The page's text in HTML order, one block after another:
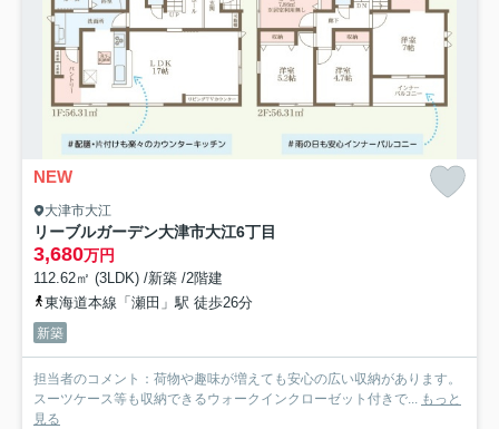
NEW
大津市大江
リーブルガーデン大津市大江6丁目
3,680万円
112.62㎡ (3LDK) /新築 /2階建
東海道本線「瀬田」駅 徒歩26分
新築
担当者のコメント：荷物や趣味が増えても安心の広い収納があります。
スーツケース等も収納できるウォークインクローゼット付きで... もっと
見る